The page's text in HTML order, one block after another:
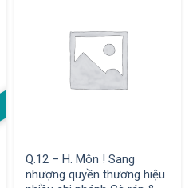
Q.12 – H. Môn ! Sang
nhượng quyền thương hiệu